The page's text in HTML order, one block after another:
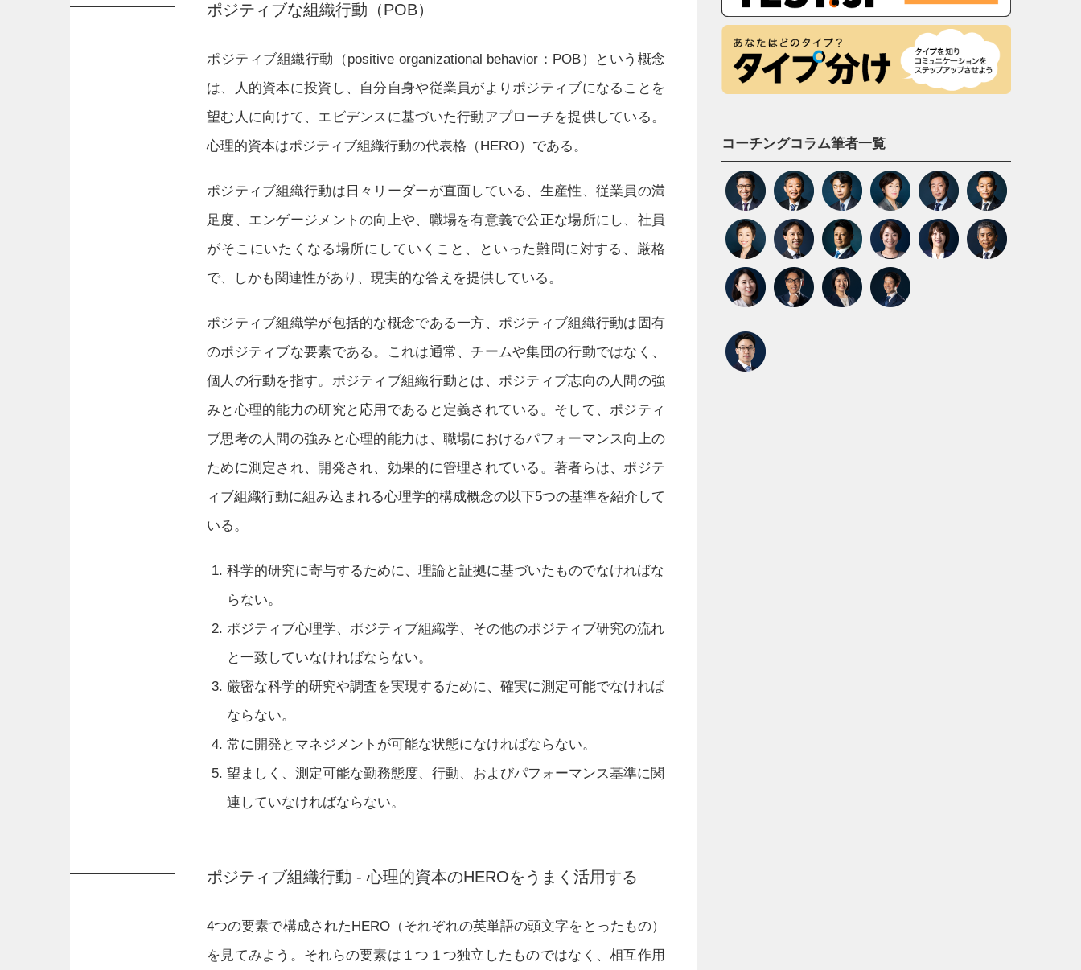
ポジティブな組織行動（POB）
ポジティブ組織行動（positive organizational behavior：POB）という概念
は、人的資本に投資し、自分自身や従業員がよりポジティブになることを
望む人に向けて、エビデンスに基づいた行動アプローチを提供している。
心理的資本はポジティブ組織行動の代表格（HERO）である。
ポジティブ組織行動は日々リーダーが直面している、生産性、従業員の満
足度、エンゲージメントの向上や、職場を有意義で公正な場所にし、社員
がそこにいたくなる場所にしていくこと、といった難問に対する、厳格
で、しかも関連性があり、現実的な答えを提供している。
ポジティブ組織学が包括的な概念である一方、ポジティブ組織行動は固有
のポジティブな要素である。これは通常、チームや集団の行動ではなく、
個人の行動を指す。ポジティブ組織行動とは、ポジティブ志向の人間の強
みと心理的能力の研究と応用であると定義されている。そして、ポジティ
ブ思考の人間の強みと心理的能力は、職場におけるパフォーマンス向上の
ために測定され、開発され、効果的に管理されている。著者らは、ポジテ
ィブ組織行動に組み込まれる心理学的構成概念の以下5つの基準を紹介して
いる。
科学的研究に寄与するために、理論と証拠に基づいたものでなければな
らない。
ポジティブ心理学、ポジティブ組織学、その他のポジティブ研究の流れ
と一致していなければならない。
厳密な科学的研究や調査を実現するために、確実に測定可能でなければ
ならない。
常に開発とマネジメントが可能な状態になければならない。
望ましく、測定可能な勤務態度、行動、およびパフォーマンス基準に関
連していなければならない。
ポジティブ組織行動 - 心理的資本のHEROをうまく活用する
4つの要素で構成されたHERO（それぞれの英単語の頭文字をとったもの）
を見てみよう。それらの要素は１つ１つ独立したものではなく、相互作用
コーチングコラム筆者一覧